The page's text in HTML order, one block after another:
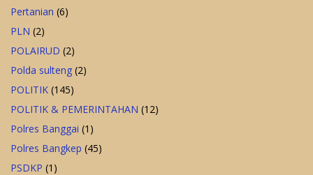
Pertanian (6)
PLN (2)
POLAIRUD (2)
Polda sulteng (2)
POLITIK (145)
POLITIK & PEMERINTAHAN (12)
Polres Banggai (1)
Polres Bangkep (45)
PSDKP (1)